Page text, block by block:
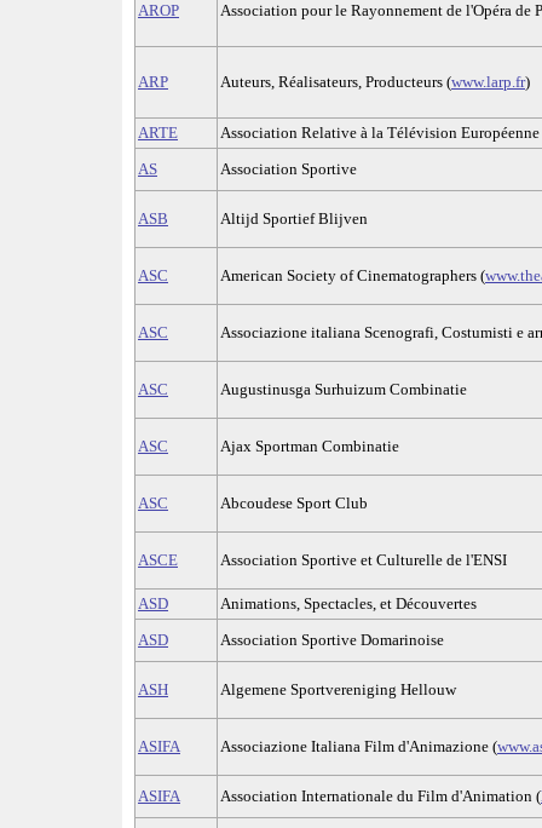
AROP Association pour le Rayonnement de l'Opéra de
ARP Auteurs, Réalisateurs, Producteurs (www.larp.fr)
ARTE
Association Relative à la Télévision Européenne
AS
Association Sportive
ASB Altijd Sportief Blijven
ASC American Society of Cinematographers (
ASC Associazione italiana Scenografi, Costumisti e
ASC Augustinusga Surhuizum Combinatie
ASC Ajax Sportman Combinatie
ASC Abcoudese Sport Club
ASCE Association Sportive et Culturelle de l'ENSI
ASD
Animations, Spectacles, et Découvertes
ASD
Association Sportive Domarinoise
ASH Algemene Sportvereniging Hellouw
ASIFA Associazione Italiana Film d'Animazione (
ASIFA Association Internationale du Film d'Animation (